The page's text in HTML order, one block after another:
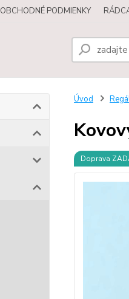
OBCHODNÉ PODMIENKY
Úvod
Doprava